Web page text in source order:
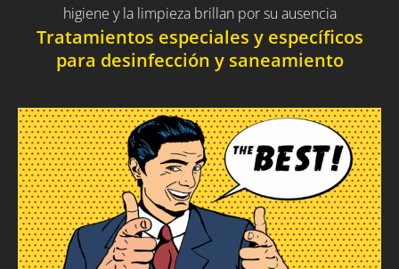
higiene y la limpieza brillan por su ausencia
Tratamientos especiales y específicos
para desinfección y saneamiento